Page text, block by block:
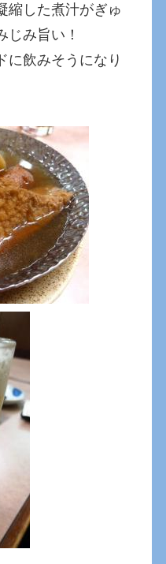
縮した煮汁がぎゅ
じみ旨い！
に飲みそうになり